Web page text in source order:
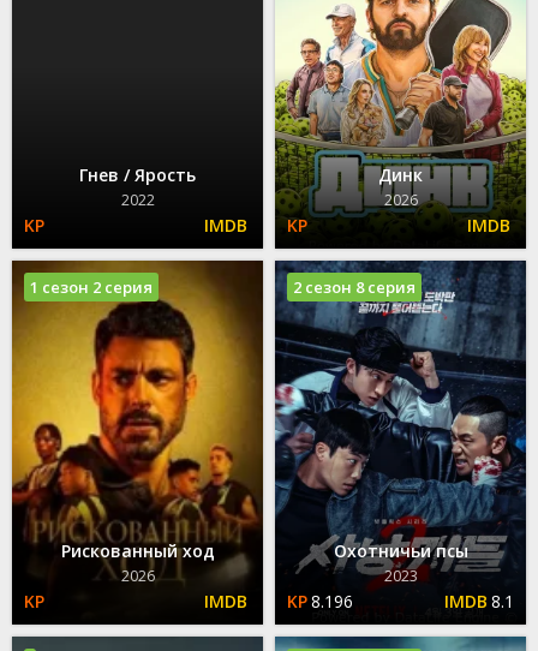
Гнев / Ярость
2022
Динк
2026
Рискованный ход
2026
1 сезон 2 серия
Охотничьи псы
2023
8.196 8.1
2 сезон 8 серия